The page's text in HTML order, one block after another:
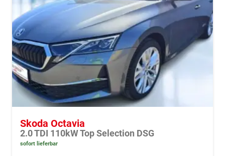
Skoda Octavia
2.0 TDI 110kW Top Selection DSG
sofort lieferbar